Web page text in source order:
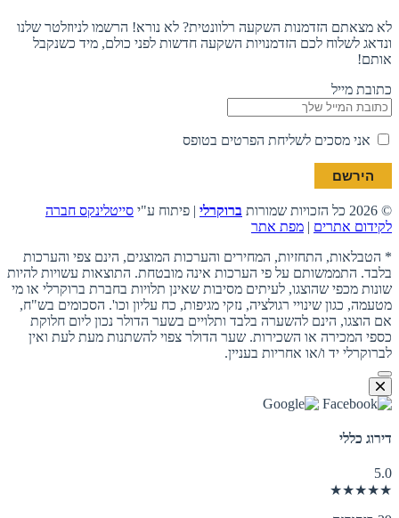
לא מצאתם הזדמנות השקעה רלוונטית? לא נורא! הרשמו לניוזלטר שלנו
ונדאג לשלוח לכם הזדמנויות השקעה חדשות לפני כולם, מיד כשנקבל
אותם!
כתובת מייל
אני מסכים לשליחת הפרטים בטופס
© 2026 כל הזכויות שמורות ברוקרלי | פיתוח ע"י סייטלינקס חברה
לקידום אתרים | מפת אתר
* הטבלאות, התחזיות, המחירים והערכות המוצגים, הינם צפי והערכות
בלבד. התממשותם על פי הערכות אינה מובטחת. התוצאות עשויות להיות
שונות מכפי שהוצגו, לעיתים מסיבות שאינן תלויות בחברת ברוקרלי או מי
מטעמה, כגון שינויי רגולציה, נזקי מגיפות, כח עליון וכו'. הסכומים בש"ח,
אם הוצגו, הינם להשערה בלבד ותלויים בשער הדולר נכון ליום חלוקת
כספי המכירה או השכירות. שער הדולר צפוי להשתנות מעת לעת ואין
לברוקרלי יד ו/או אחריות בעניין.
דירוג כללי
5.0
★★★★★